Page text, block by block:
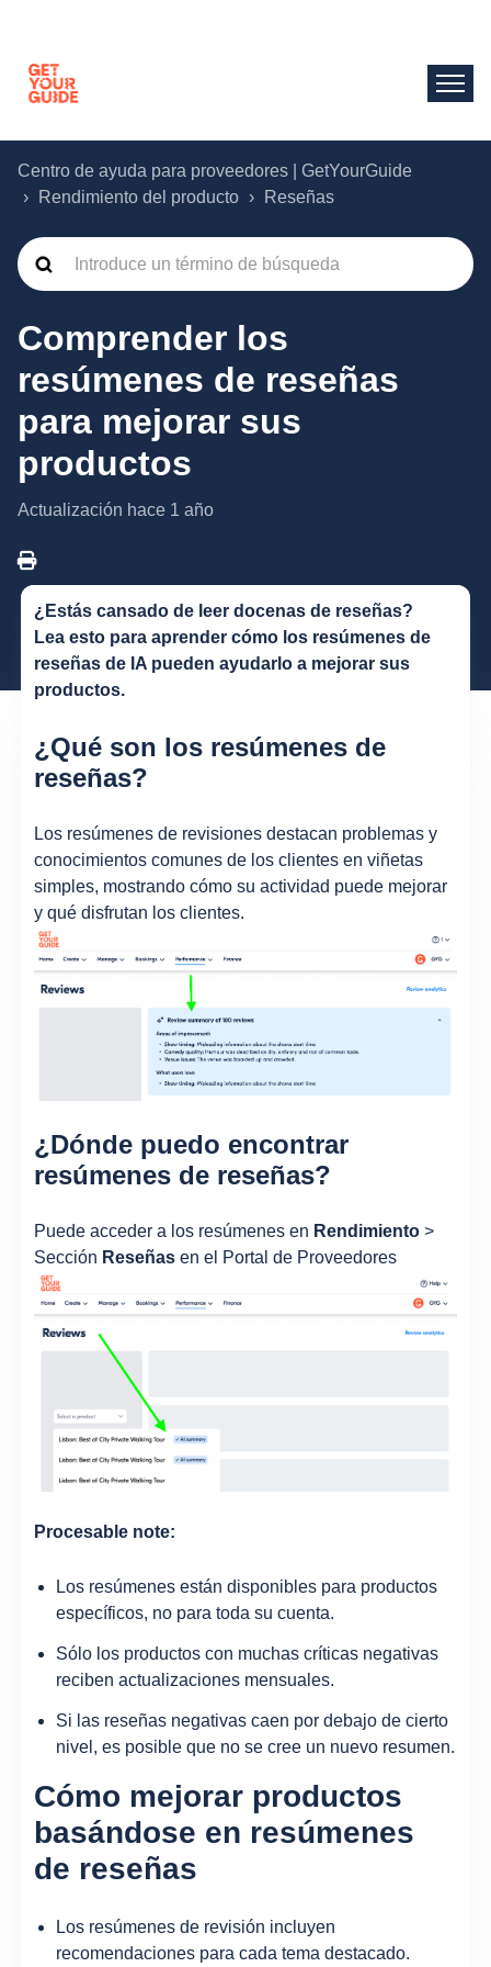
Centro de ayuda para proveedores | GetYourGuide
Rendimiento del producto
Reseñas
Comprender los
resúmenes de reseñas
para mejorar sus
productos
Actualización hace 1 año
¿Estás cansado de leer docenas de reseñas?
Lea esto para aprender cómo los resúmenes de
reseñas de IA pueden ayudarlo a mejorar sus
productos.
¿Qué son los resúmenes de
reseñas?
Los resúmenes de revisiones destacan problemas y
conocimientos comunes de los clientes en viñetas
simples, mostrando cómo su actividad puede mejorar
y qué disfrutan los clientes.
¿Dónde puedo encontrar
resúmenes de reseñas?
Puede acceder a los resúmenes en Rendimiento >
Sección Reseñas en el Portal de Proveedores
Procesable note:
Los resúmenes están disponibles para productos
específicos, no para toda su cuenta.
Sólo los productos con muchas críticas negativas
reciben actualizaciones mensuales.
Si las reseñas negativas caen por debajo de cierto
nivel, es posible que no se cree un nuevo resumen.
Cómo mejorar productos
basándose en resúmenes
de reseñas
Los resúmenes de revisión incluyen
recomendaciones para cada tema destacado.